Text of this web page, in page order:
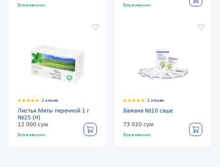
Есть в наличии Есть в наличии
2 отзыва
Листья Мяты перечной 1 г
№25 (Н)
12 000 сум
Есть в наличии
2 отзыва
Бажана №10 саше
73 020 сум
Есть в наличии